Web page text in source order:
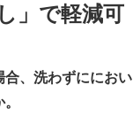
」で軽減可
合、洗わずににおい